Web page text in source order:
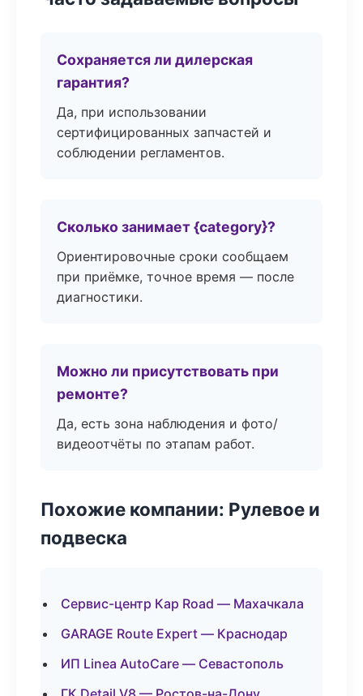
Сохраняется ли дилерская
гарантия?
Да, при использовании
сертифицированных запчастей и
соблюдении регламентов.
Сколько занимает {category}?
Ориентировочные сроки сообщаем
при приёмке, точное время — после
диагностики.
Можно ли присутствовать при
ремонте?
Да, есть зона наблюдения и фото/
видеоотчёты по этапам работ.
Похожие компании: Рулевое и
подвеска
Сервис-центр Кар Road — Махачкала
GARAGE Route Expert — Краснодар
ИП Linea AutoCare — Севастополь